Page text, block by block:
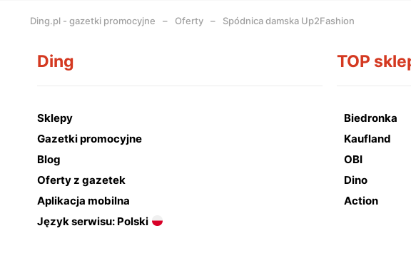
Ding.pl - gazetki promocyjne Oferty Spódnica damska Up2Fashion
Ding
Sklepy
Gazetki promocyjne
Blog
Oferty z gazetek
Aplikacja mobilna
Język serwisu: Polski
TOP
Biedronka
Kaufland
OBI
Dino
Action